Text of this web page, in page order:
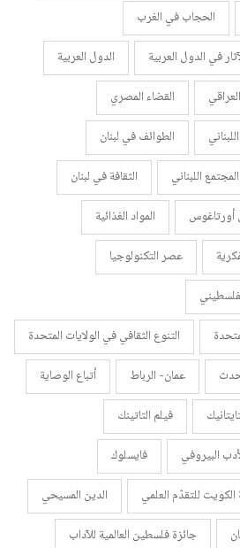
الحجاب في الغرب
في الدول العربية
الدول العربية
القضاء المصري
الطوائف في لبنان
المجتمع اللبناني
الثقافة في لبنان
أورتاغوس
المواد الغذائية
عصر التكنولوجيا
التنوع الثقافي في الولايات المتحدة
عمان- الرباط
أتباع الوصاية
فيلم التاتينك
البيروفي
فايسلوك
للتقدّم العلمي
الدين المسيحي
جائزة فلسطين العالمية للآداب